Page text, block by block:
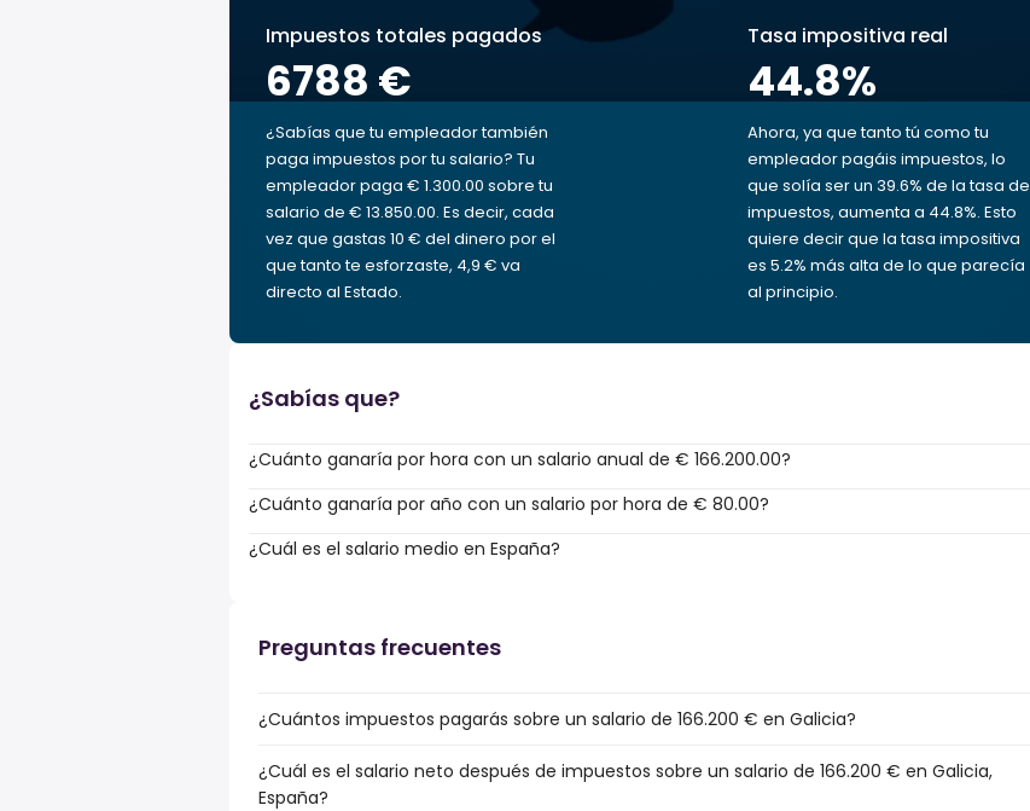
Impuestos totales pagados
6788 €
¿Sabías que tu empleador también
paga impuestos por tu salario? Tu
empleador paga € 1.300.00 sobre tu
salario de € 13.850.00. Es decir, cada
vez que gastas 10 € del dinero por el
que tanto te esforzaste, 4,9 € va
directo al Estado.
Tasa impositiva real
44.8%
Ahora, ya que tanto tú como tu
empleador pagáis impuestos, lo
que solía ser un 39.6% de la tasa de
impuestos, aumenta a 44.8%. Esto
quiere decir que la tasa impositiva
es 5.2% más alta de lo que parecía
al principio.
¿Sabías que?
¿Cuánto ganaría por hora con un salario anual de € 166.200.00?
¿Cuánto ganaría por año con un salario por hora de € 80.00?
¿Cuál es el salario medio en España?
Preguntas frecuentes
¿Cuántos impuestos pagarás sobre un salario de 166.200 € en Galicia?
¿Cuál es el salario neto después de impuestos sobre un salario de 166.200 € en Galicia,
España?